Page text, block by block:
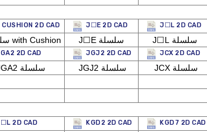
CUSHION 2D CAD J☐E 2D CAD J☐L 2D CAD
J سلسلة with Cushion J☐E سلسلة J☐L سلسلة
2D CAD JGJ2 2D CAD JCX 2D CAD
JGA2 سلسلة JGJ2 سلسلة JCX سلسلة
2D CAD KGD2 2D CAD KGD7 2D CAD